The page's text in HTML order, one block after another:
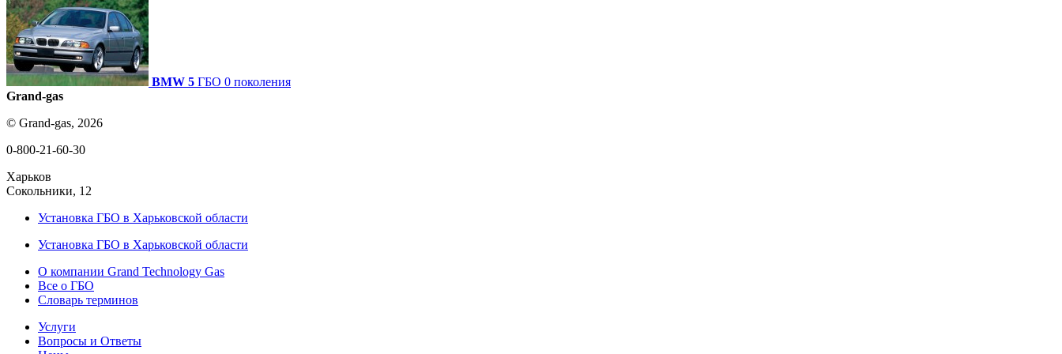
BMW 5 ГБО 0 поколения
Grand-gas
© Grand-gas, 2026
0-800-21-60-30
Харьков
Сокольники, 12
Установка ГБО в Харьковской области
Установка ГБО в Харьковской области
О компании Grand Technology Gas
Все о ГБО
Словарь терминов
Услуги
Вопросы и Ответы